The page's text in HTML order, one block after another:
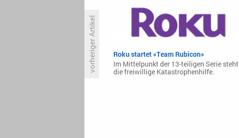
vorheriger Artikel
«Silo»: Eine karge Serie über ein
karges Leben
Roku startet «Team Rubicon»
Im Mittelpunkt der 13-teiligen Serie steht
die freiwillige Katastrophenhilfe.